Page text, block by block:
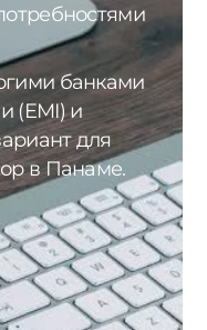
банками
(EMI) и
для
в Панаме.